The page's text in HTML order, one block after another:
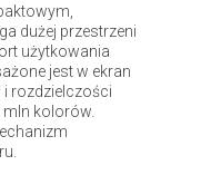
dużej przestrzeni
użytkowania
jest w ekran
i rozdzielczości
kolorów.